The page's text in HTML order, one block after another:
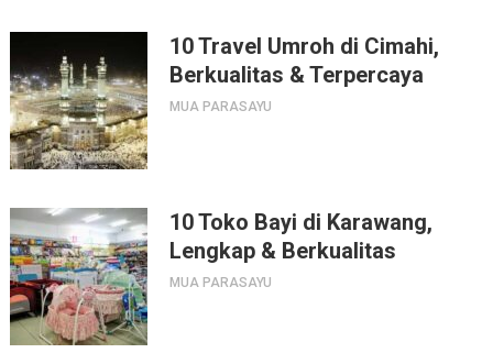
10 Travel Umroh di Cimahi,
Berkualitas & Terpercaya
MUA PARASAYU
10 Toko Bayi di Karawang,
Lengkap & Berkualitas
MUA PARASAYU